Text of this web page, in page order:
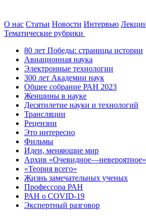
О нас Статьи Новости Интервью
Тематические рубрики
80 лет Победы: страницы истории
Авиационная наука
Электронные технологии
300 лет Академии наук
Общее собрание РАН 2023
Женщины в науке
Десятилетие науки и технологий
Трансляции
Рецензии
Это интересно
Фильмы
Идеи, меняющие мир
Архив «Очевидное—невероятное»
«Теория всего»
Жизнь замечательных ученых
Профессора РАН
РАН о COVID-19
Экспертный разговор